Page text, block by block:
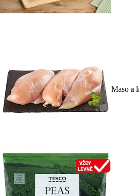
Maso a